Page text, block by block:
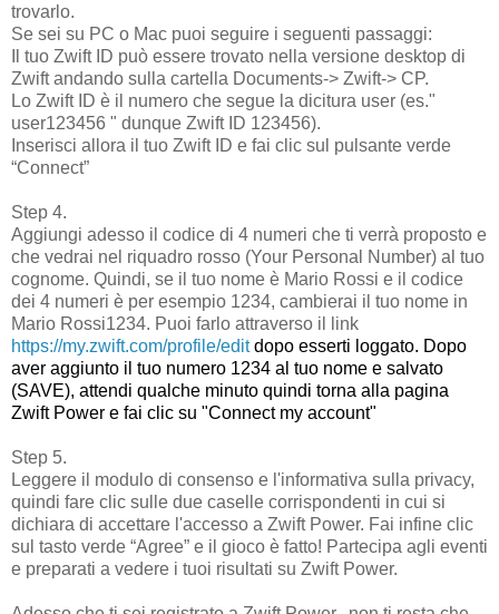
trovarlo.
Se sei su PC o Mac puoi seguire i seguenti passaggi:
Il tuo Zwift ID può essere trovato nella versione desktop di
Zwift andando sulla cartella Documents-> Zwift-> CP.
Lo Zwift ID è il numero che segue la dicitura user (es."
user123456 " dunque Zwift ID 123456).
Inserisci allora il tuo Zwift ID e fai clic sul pulsante verde
“Connect”
Step 4.
Aggiungi adesso il codice di 4 numeri che ti verrà proposto e
che vedrai nel riquadro rosso (Your Personal Number) al tuo
cognome. Quindi, se il tuo nome è Mario Rossi e il codice
dei 4 numeri è per esempio 1234, cambierai il tuo nome in
Mario Rossi1234. Puoi farlo attraverso il link
https://my.zwift.com/profile/edit dopo esserti loggato. Dopo
aver aggiunto il tuo numero 1234 al tuo nome e salvato
(SAVE), attendi qualche minuto quindi torna alla pagina
Zwift Power e fai clic su "Connect my account"
Step 5.
Leggere il modulo di consenso e l'informativa sulla privacy,
quindi fare clic sulle due caselle corrispondenti in cui si
dichiara di accettare l'accesso a Zwift Power. Fai infine clic
sul tasto verde “Agree” e il gioco è fatto! Partecipa agli eventi
e preparati a vedere i tuoi risultati su Zwift Power.